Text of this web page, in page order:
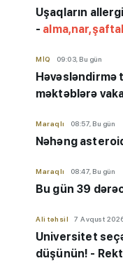
Uşaqların
-
MİQ 09:03, Bu gün
Həvəsləndirmə
məktəblərə
Maraqlı 08:57, Bu gün
Nəhəng
Maraqlı 08:47, Bu gün
Bu gün 39
Ali təhsil 7 Avqust
Universitet
düşünün! -